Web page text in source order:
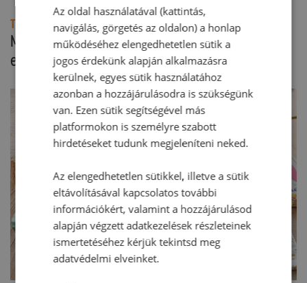
Tipp:
Más ízesítésű Dr. Oetker Eredeti Pudinggal is
elkészíthetjük a méteres kalácsot.
Az oldal használatával (kattintás,
navigálás, görgetés az oldalon) a honlap
működéséhez elengedhetetlen sütik a
jogos érdekünk alapján alkalmazásra
kerülnek, egyes sütik használatához
azonban a hozzájárulásodra is szükségünk
van. Ezen sütik segítségével más
platformokon is személyre szabott
hirdetéseket tudunk megjeleníteni neked.
Az elengedhetetlen sütikkel, illetve a sütik
eltávolításával kapcsolatos további
információkért, valamint a hozzájárulásod
alapján végzett adatkezelések részleteinek
ismertetéséhez kérjük tekintsd meg
adatvédelmi elveinket.